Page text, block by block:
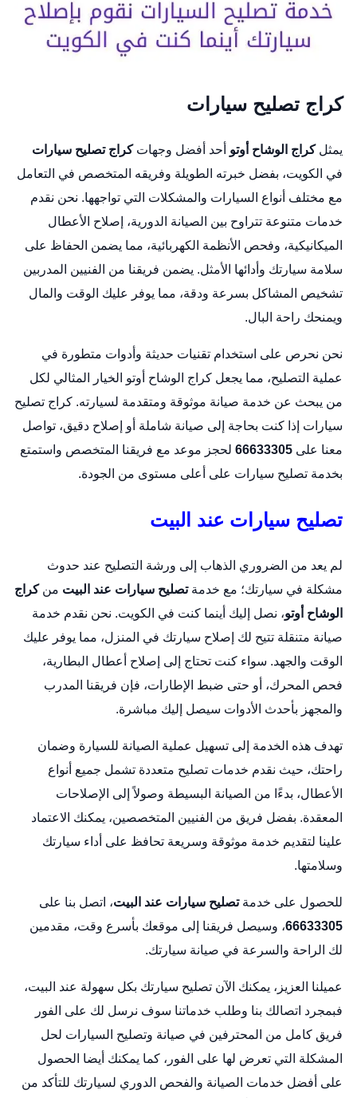
كراج تصليح سيارات
يمثلكراج الوشاح أوتو أحد أفضل وجهاتكراج تصليح سيارات
في الكويت، بفضل خبرته الطويلة وفريقه المتخصص في التعامل
مع مختلف أنواع السيارات والمشكلات التي تواجهها. نحن نقدم
خدمات متنوعة تتراوح بين الصيانة الدورية، إصلاح الأعطال
الميكانيكية، وفحص الأنظمة الكهربائية، مما يضمن الحفاظ على
سلامة سيارتك وأدائها الأمثل. يضمن فريقنا من الفنيين المدربين
تشخيص المشاكل بسرعة ودقة، مما يوفر عليك الوقت والمال
ويمنحك راحة البال.
نحن نحرص على استخدام تقنيات حديثة وأدوات متطورة في
عملية التصليح، مما يجعل كراج الوشاح أوتو الخيار المثالي لكل
من يبحث عن خدمة صيانة موثوقة ومتقدمة لسيارته. كراج تصليح
سيارات إذا كنت بحاجة إلى صيانة شاملة أو إصلاح دقيق، تواصل
معنا على 66633305لحجز موعد مع فريقنا المتخصص واستمتع
بخدمة تصليح سيارات على أعلى مستوى من الجودة.
تصليح سيارات عند البيت
لم يعد من الضروري الذهاب إلى ورشة التصليح عند حدوث
مشكلة في سيارتك؛ مع خدمةتصليح سيارات عند البيت منكراج
الوشاح أوتو، نصل إليك أينما كنت في الكويت. نحن نقدم خدمة
صيانة متنقلة تتيح لك إصلاح سيارتك في المنزل، مما يوفر عليك
الوقت والجهد. سواء كنت تحتاج إلى إصلاح أعطال البطارية،
فحص المحرك، أو حتى ضبط الإطارات، فإن فريقنا المدرب
والمجهز بأحدث الأدوات سيصل إليك مباشرة.
تهدف هذه الخدمة إلى تسهيل عملية الصيانة للسيارة وضمان
راحتك، حيث نقدم خدمات تصليح متعددة تشمل جميع أنواع
الأعطال، بدءًا من الصيانة البسيطة وصولاً إلى الإصلاحات
المعقدة. بفضل فريق من الفنيين المتخصصين، يمكنك الاعتماد
علينا لتقديم خدمة موثوقة وسريعة تحافظ على أداء سيارتك
وسلامتها.
للحصول على خدمةتصليح سيارات عند البيت، اتصل بنا على
66633305، وسيصل فريقنا إلى موقعك بأسرع وقت، مقدمين
لك الراحة والسرعة في صيانة سيارتك.
عميلنا العزيز، يمكنك الآن تصليح سيارتك بكل سهولة عند البيت،
فبمجرد اتصالك بنا وطلب خدماتنا سوف نرسل لك على الفور
فريق كامل من المحترفين في صيانة وتصليح السيارات لحل
المشكلة التي تعرض لها على الفور، كما يمكنك أيضا الحصول
على أفضل خدمات الصيانة والفحص الدوري لسيارتك للتأكد من